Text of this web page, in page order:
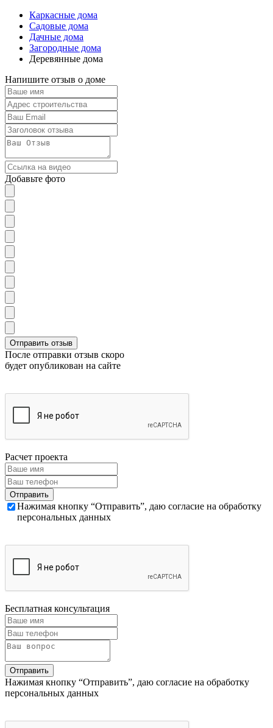
Каркасные дома
Садовые дома
Дачные дома
Загородные дома
Деревянные дома
Напишите отзыв о доме
Добавьте фото
После отправки отзыв скоро
будет опубликован на сайте
Расчет проекта
Нажимая кнопку “Отправить”, даю согласие на обработку
персональных данных
Бесплатная консультация
Нажимая кнопку “Отправить”, даю согласие на обработку
персональных данных